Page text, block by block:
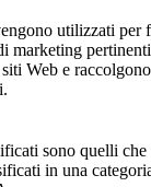
utilizzati per
marketing
Web e
sono quelli che
in una